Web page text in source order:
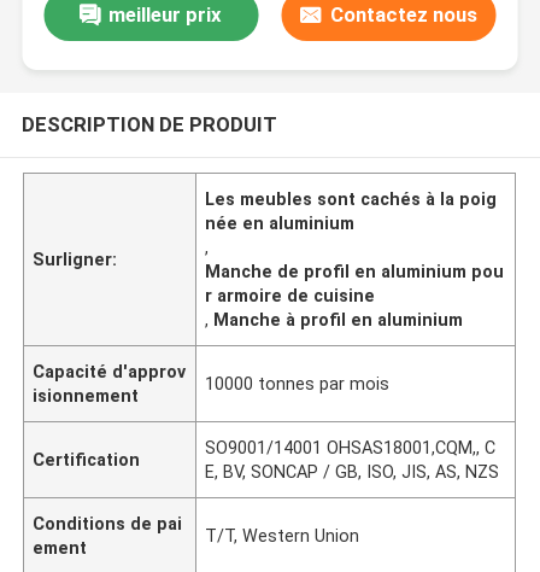
meilleur prix Contactez nous
DESCRIPTION DE PRODUIT
Surligner:
Les meubles sont cachés à la poig
née en aluminium
,
Manche de profil en aluminium pou
r armoire de cuisine
, Manche à profil en aluminium
Capacité d'approv
isionnement
10000 tonnes par mois
Certification
SO9001/14001 OHSAS18001,CQM,, C
E, BV, SONCAP / GB, ISO, JIS, AS, NZS
Conditions de pai
ement
T/T, Western Union